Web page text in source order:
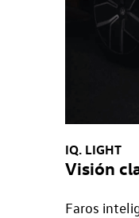
IQ. LIGHT
Visión
Faros